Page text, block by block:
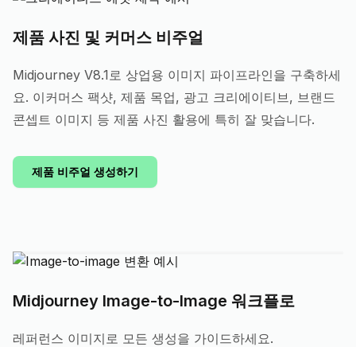
제품 사진 및 커머스 비주얼
Midjourney V8.1로 상업용 이미지 파이프라인을 구축하세
요. 이커머스 팩샷, 제품 목업, 광고 크리에이티브, 브랜드
콘셉트 이미지 등 제품 사진 활용에 특히 잘 맞습니다.
제품 비주얼 생성하기
Midjourney Image-to-Image 워크플로
레퍼런스 이미지로 모든 생성을 가이드하세요.